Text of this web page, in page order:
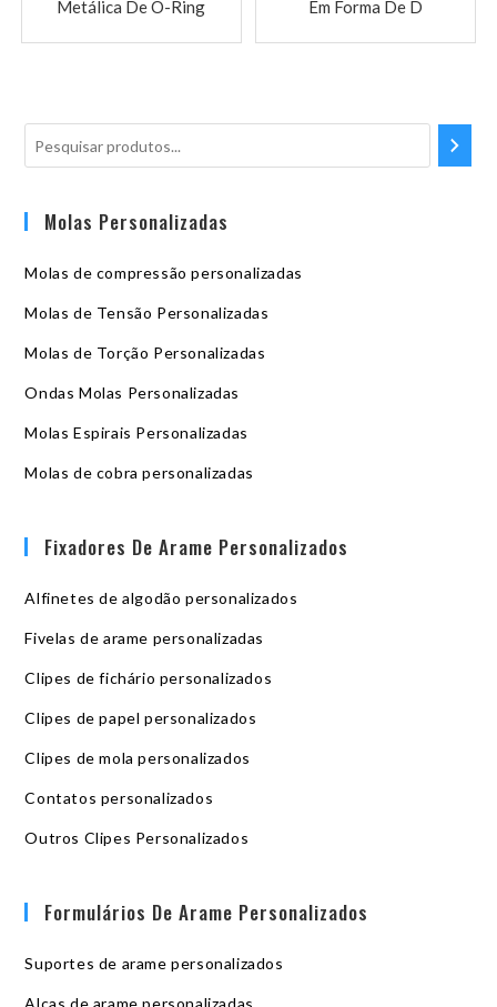
Metálica De O-Ring
Em Forma De D
Molas Personalizadas
Molas de compressão personalizadas
Molas de Tensão Personalizadas
Molas de Torção Personalizadas
Ondas Molas Personalizadas
Molas Espirais Personalizadas
Molas de cobra personalizadas
Fixadores De Arame Personalizados
Alfinetes de algodão personalizados
Fivelas de arame personalizadas
Clipes de fichário personalizados
Clipes de papel personalizados
Clipes de mola personalizados
Contatos personalizados
Outros Clipes Personalizados
Formulários De Arame Personalizados
Suportes de arame personalizados